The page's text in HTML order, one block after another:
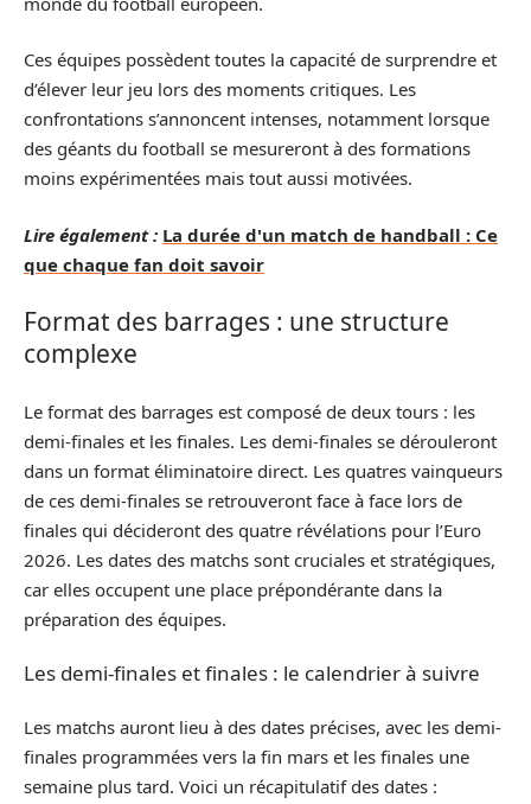
Ces équipes possèdent toutes la capacité de surprendre et
d’élever leur jeu lors des moments critiques. Les
confrontations s’annoncent intenses, notamment lorsque
des géants du football se mesureront à des formations
moins expérimentées mais tout aussi motivées.
Lire également : La durée d'un match de handball : Ce
que chaque fan doit savoir
Format des barrages : une structure
complexe
Le format des barrages est composé de deux tours : les
demi-finales et les finales. Les demi-finales se dérouleront
dans un format éliminatoire direct. Les quatres vainqueurs
de ces demi-finales se retrouveront face à face lors de
finales qui décideront des quatre révélations pour l’Euro
2026. Les dates des matchs sont cruciales et stratégiques,
car elles occupent une place prépondérante dans la
préparation des équipes.
Les demi-finales et finales : le calendrier à suivre
Les matchs auront lieu à des dates précises, avec les demi-
finales programmées vers la fin mars et les finales une
semaine plus tard. Voici un récapitulatif des dates :